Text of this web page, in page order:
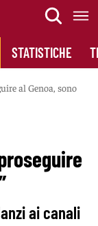
STATISTICHE
al Genoa, sono
ai canali